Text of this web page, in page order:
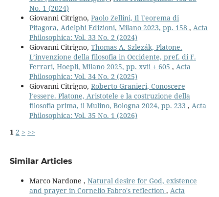
No. 1 (2024)
Giovanni Citrigno, Paolo Zellini, Il Teorema di
Pitagora, Adelphi Edizioni, Milano 2023, pp. 158 , Acta
Philosophica: Vol. 33 No. 2 (2024)
Giovanni Citrigno, Thomas A. Szlezák, Platone.
L’invenzione della filosofia in Occidente, pref. di F.
Ferrari, Hoepli, Milano 2025, pp. xvii + 605 , Acta
Philosophica: Vol. 34 No. 2 (2025)
Giovanni Citrigno, Roberto Granieri, Conoscere
l’essere. Platone, Aristotele e la costruzione della
filosofia prima, il Mulino, Bologna 2024, pp. 233 , Acta
Philosophica: Vol. 35 No. 1 (2026)
1 2 > >>
Similar Articles
Marco Nardone , Natural desire for God, existence
and prayer in Cornelio Fabro's reflection , Acta